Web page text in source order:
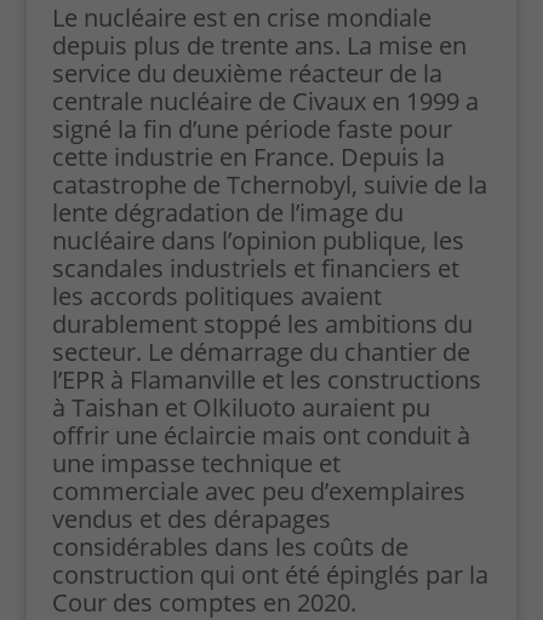
Le nucléaire est en crise mondiale
depuis plus de trente ans. La mise en
service du deuxième réacteur de la
centrale nucléaire de Civaux en 1999 a
signé la fin d’une période faste pour
cette industrie en France. Depuis la
catastrophe de Tchernobyl, suivie de la
lente dégradation de l’image du
nucléaire dans l’opinion publique, les
scandales industriels et financiers et
les accords politiques avaient
durablement stoppé les ambitions du
secteur. Le démarrage du chantier de
l’EPR à Flamanville et les constructions
à Taishan et Olkiluoto auraient pu
offrir une éclaircie mais ont conduit à
une impasse technique et
commerciale avec peu d’exemplaires
vendus et des dérapages
considérables dans les coûts de
construction qui ont été épinglés par la
Cour des comptes en 2020.